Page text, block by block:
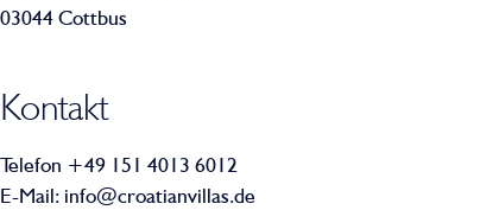
03044 Cottbus
Kontakt
Telefon +49 151 4013 6012
E-Mail: info@croatianvillas.de